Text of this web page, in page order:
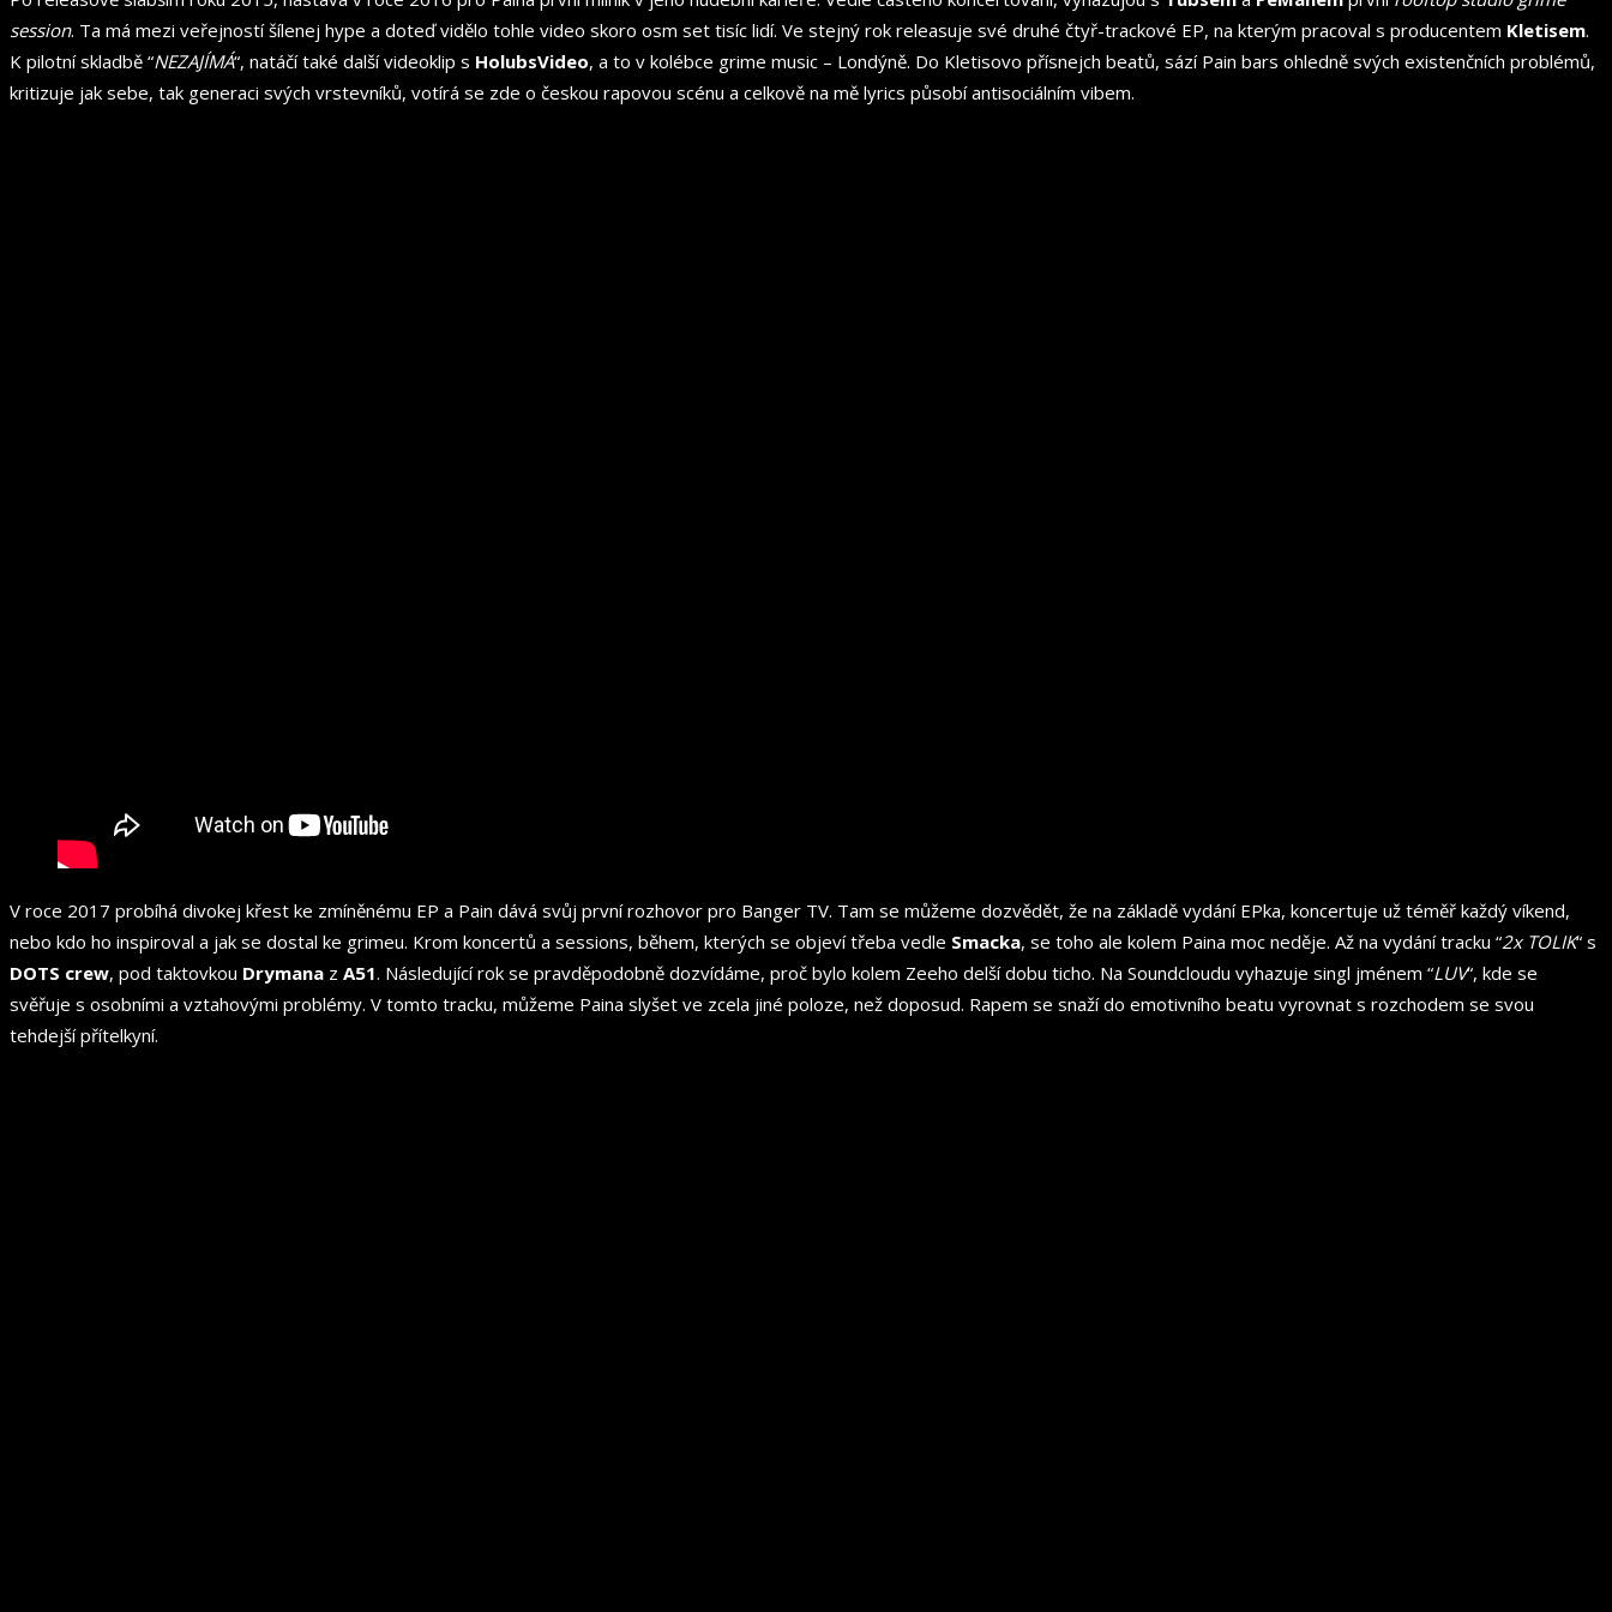
session. Ta má mezi veřejností šílenej hype a doteď vidělo tohle video skoro osm set tisíc lidí. Ve stejný rok releasuje své druhé čtyř-trackové EP, na kterým pracoval s producentem Kletisem.
K pilotní skladbě “NEZAJÍMÁ“, natáčí také další videoklip s HolubsVideo, a to v kolébce grime music – Londýně. Do Kletisovo přísnejch beatů, sází Pain bars ohledně svých existenčních problémů,
kritizuje jak sebe, tak generaci svých vrstevníků, votírá se zde o českou rapovou scénu a celkově na mě lyrics působí antisociálním vibem.
V roce 2017 probíhá divokej křest ke zmíněnému EP a Pain dává svůj první rozhovor pro Banger TV. Tam se můžeme dozvědět, že na základě vydání EPka, koncertuje už téměř každý víkend,
nebo kdo ho inspiroval a jak se dostal ke grimeu. Krom koncertů a sessions, během, kterých se objeví třeba vedle Smacka, se toho ale kolem Paina moc neděje. Až na vydání tracku “2x TOLIK“ s
DOTS crew, pod taktovkou Drymana z A51. Následující rok se pravděpodobně dozvídáme, proč bylo kolem Zeeho delší dobu ticho. Na Soundcloudu vyhazuje singl jménem “LUV“, kde se
svěřuje s osobními a vztahovými problémy. V tomto tracku, můžeme Paina slyšet ve zcela jiné poloze, než doposud. Rapem se snaží do emotivního beatu vyrovnat s rozchodem se svou
tehdejší přítelkyní.